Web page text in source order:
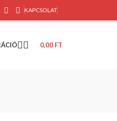
KAPCSOLAT
0,00 FT